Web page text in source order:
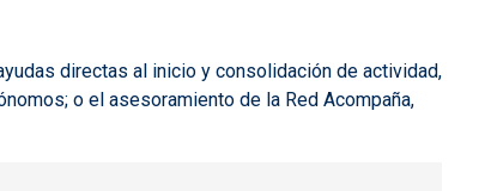
directas al inicio y consolidación de actividad,
o el asesoramiento de la Red Acompaña,